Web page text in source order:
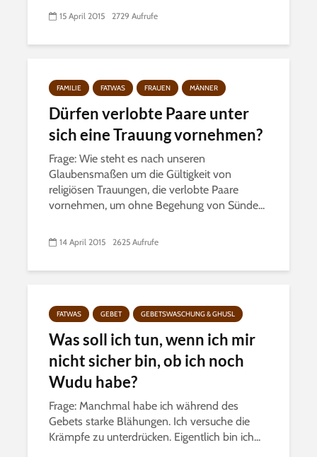
15 April 2015 2729 Aufrufe
FAMILIE FATWAS FRAUEN MÄNNER
Dürfen verlobte Paare unter
sich eine Trauung vornehmen?
Frage: Wie steht es nach unseren
Glaubensmaßen um die Gültigkeit von
religiösen Trauungen, die verlobte Paare
vornehmen, um ohne Begehung von Sünde...
14 April 2015 2625 Aufrufe
FATWAS GEBET GEBETSWASCHUNG & GHUSL
Was soll ich tun, wenn ich mir
nicht sicher bin, ob ich noch
Wudu habe?
Frage: Manchmal habe ich während des
Gebets starke Blähungen. Ich versuche die
Krämpfe zu unterdrücken. Eigentlich bin ich...